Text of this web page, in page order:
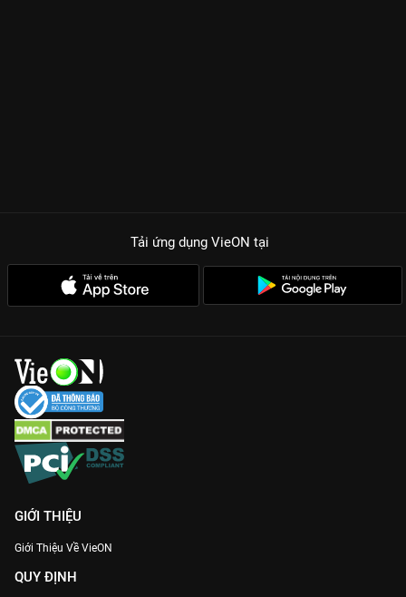
Tải ứng dụng VieON tại
GIỚI THIỆU
Giới Thiệu Về VieON
QUY ĐỊNH